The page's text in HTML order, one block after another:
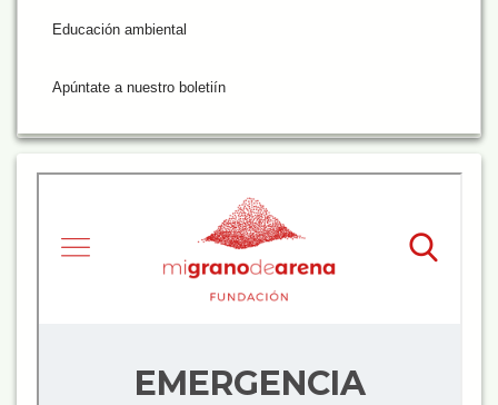
Educación ambiental
Apúntate a nuestro boletiín